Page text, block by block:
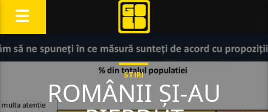
STIRI
ROMÂNII ȘI-AU